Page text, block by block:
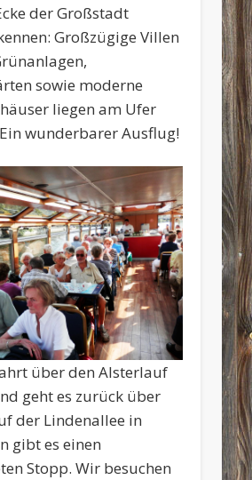
der Großstadt
Großzügige Villen
sowie moderne
liegen am Ufer
wunderbarer Ausflug!
über den Alsterlauf
geht es zurück über
der Lindenallee in
gibt es einen
Stopp. Wir besuchen